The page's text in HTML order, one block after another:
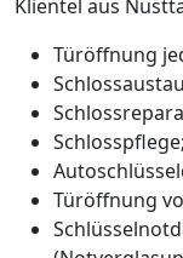
Klientel aus
Türöffnung
Schlosspflege;
Türöffnung